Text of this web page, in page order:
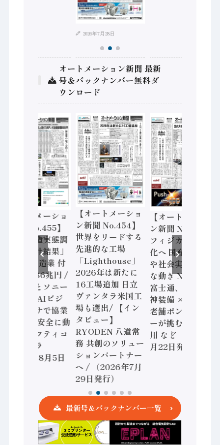
2026年7月28日
オートメーション新聞 最新
号＆バックナンバー無料ダ
ウンロード
【オートメーショ
ン新聞 No.455】
「経済構造実態調
査二次集計結果」
2024年製造業 付
加価値額86兆円 /
三菱電機とソニー
セミコン AIビジ
ョンセンサで協業
/ IDEC、安全に動
かすセーフティコ
ントローラ
（2026年8月5日
【オートメーショ
ン新聞 No.454】
世界をリードする
先進的な工場
「Lighthouse」
2026年は新たに
16工場追加 日立
ヴァンタラ米国工
場も選出/ 【イン
タビュー】
RYODEN 八道常
務 共創のソリュー
ションパートナー
へ / （2026年7月
29日発行）
【オートメーショ
ン新聞 No.453】
フィジカルAI本格
化へ 国産AI開発
や社会実装に活発
な動き Noetra、
富士通、日立 / 兵
神装備 × HMS、
老舗ポンプメーカ
ーが挑むデータ活
用 など（2026年7
月22日発行）
最新号＆バックナンバー一覧